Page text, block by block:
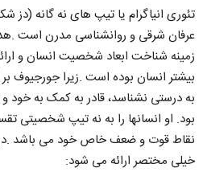
تئوری انیاگرام یا تیپ های نه گانه (دز
عرفان شرقی و روانشناسی مدرن است
زمینه شناخت ابعاد شخصیت انسان و
بیشتر انسان بوده است .زیرا جورجیوف بر
به درستی نشناسد، قادر به کمک به خود
بود. او انسانها را به نه تیپ شخصیتی
نقاط قوت و ضعف خاص خود می باشد .در
خیلی مختصر ارائه می شود: